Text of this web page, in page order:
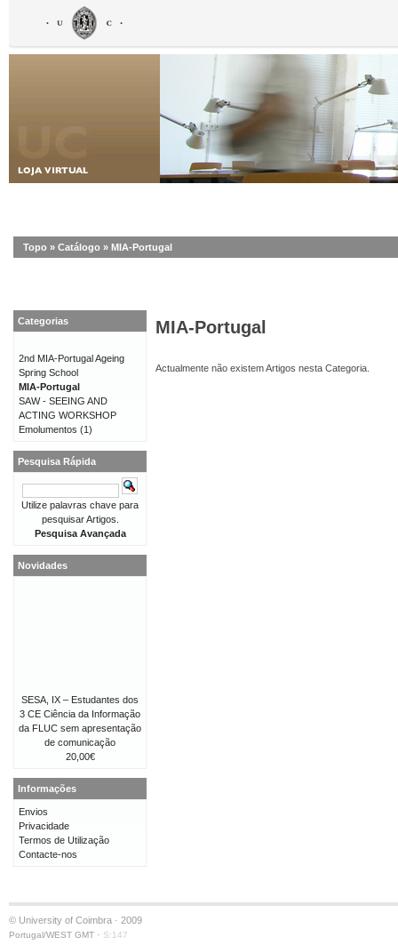
Topo » Catálogo » MIA-Portugal
MIA-Portugal
Actualmente não existem Artigos nesta Categoria.
Categorias
2nd MIA-Portugal Ageing
Spring School
MIA-Portugal
SAW - SEEING AND
ACTING WORKSHOP
Emolumentos (1)
Pesquisa Rápida
Utilize palavras chave para
pesquisar Artigos.
Pesquisa Avançada
Novidades
SESA, IX – Estudantes dos
3 CE Ciência da Informação
da FLUC sem apresentação
de comunicação
20,00€
Informações
Envios
Privacidade
Termos de Utilização
Contacte-nos
© University of Coimbra · 2009
Portugal/WEST GMT · S:147